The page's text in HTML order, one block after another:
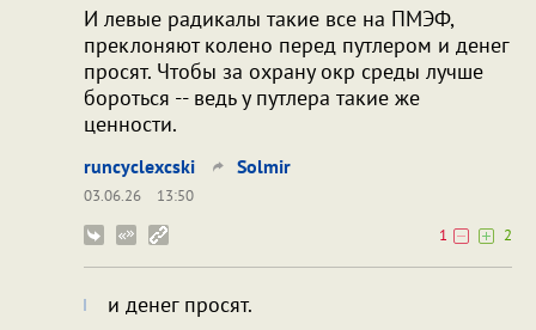
И левые радикалы такие все на ПМЭФ,
преклоняют колено перед путлером и денег
просят. Чтобы за охрану окр среды лучше
бороться -- ведь у путлера такие же
ценности.
runcyclexcski Solmir
03.06.26
13:50
1
2
и денег просят.